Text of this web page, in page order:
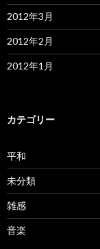
2012年3月
2012年2月
2012年1月
カテゴリー
平和
未分類
雑感
音楽